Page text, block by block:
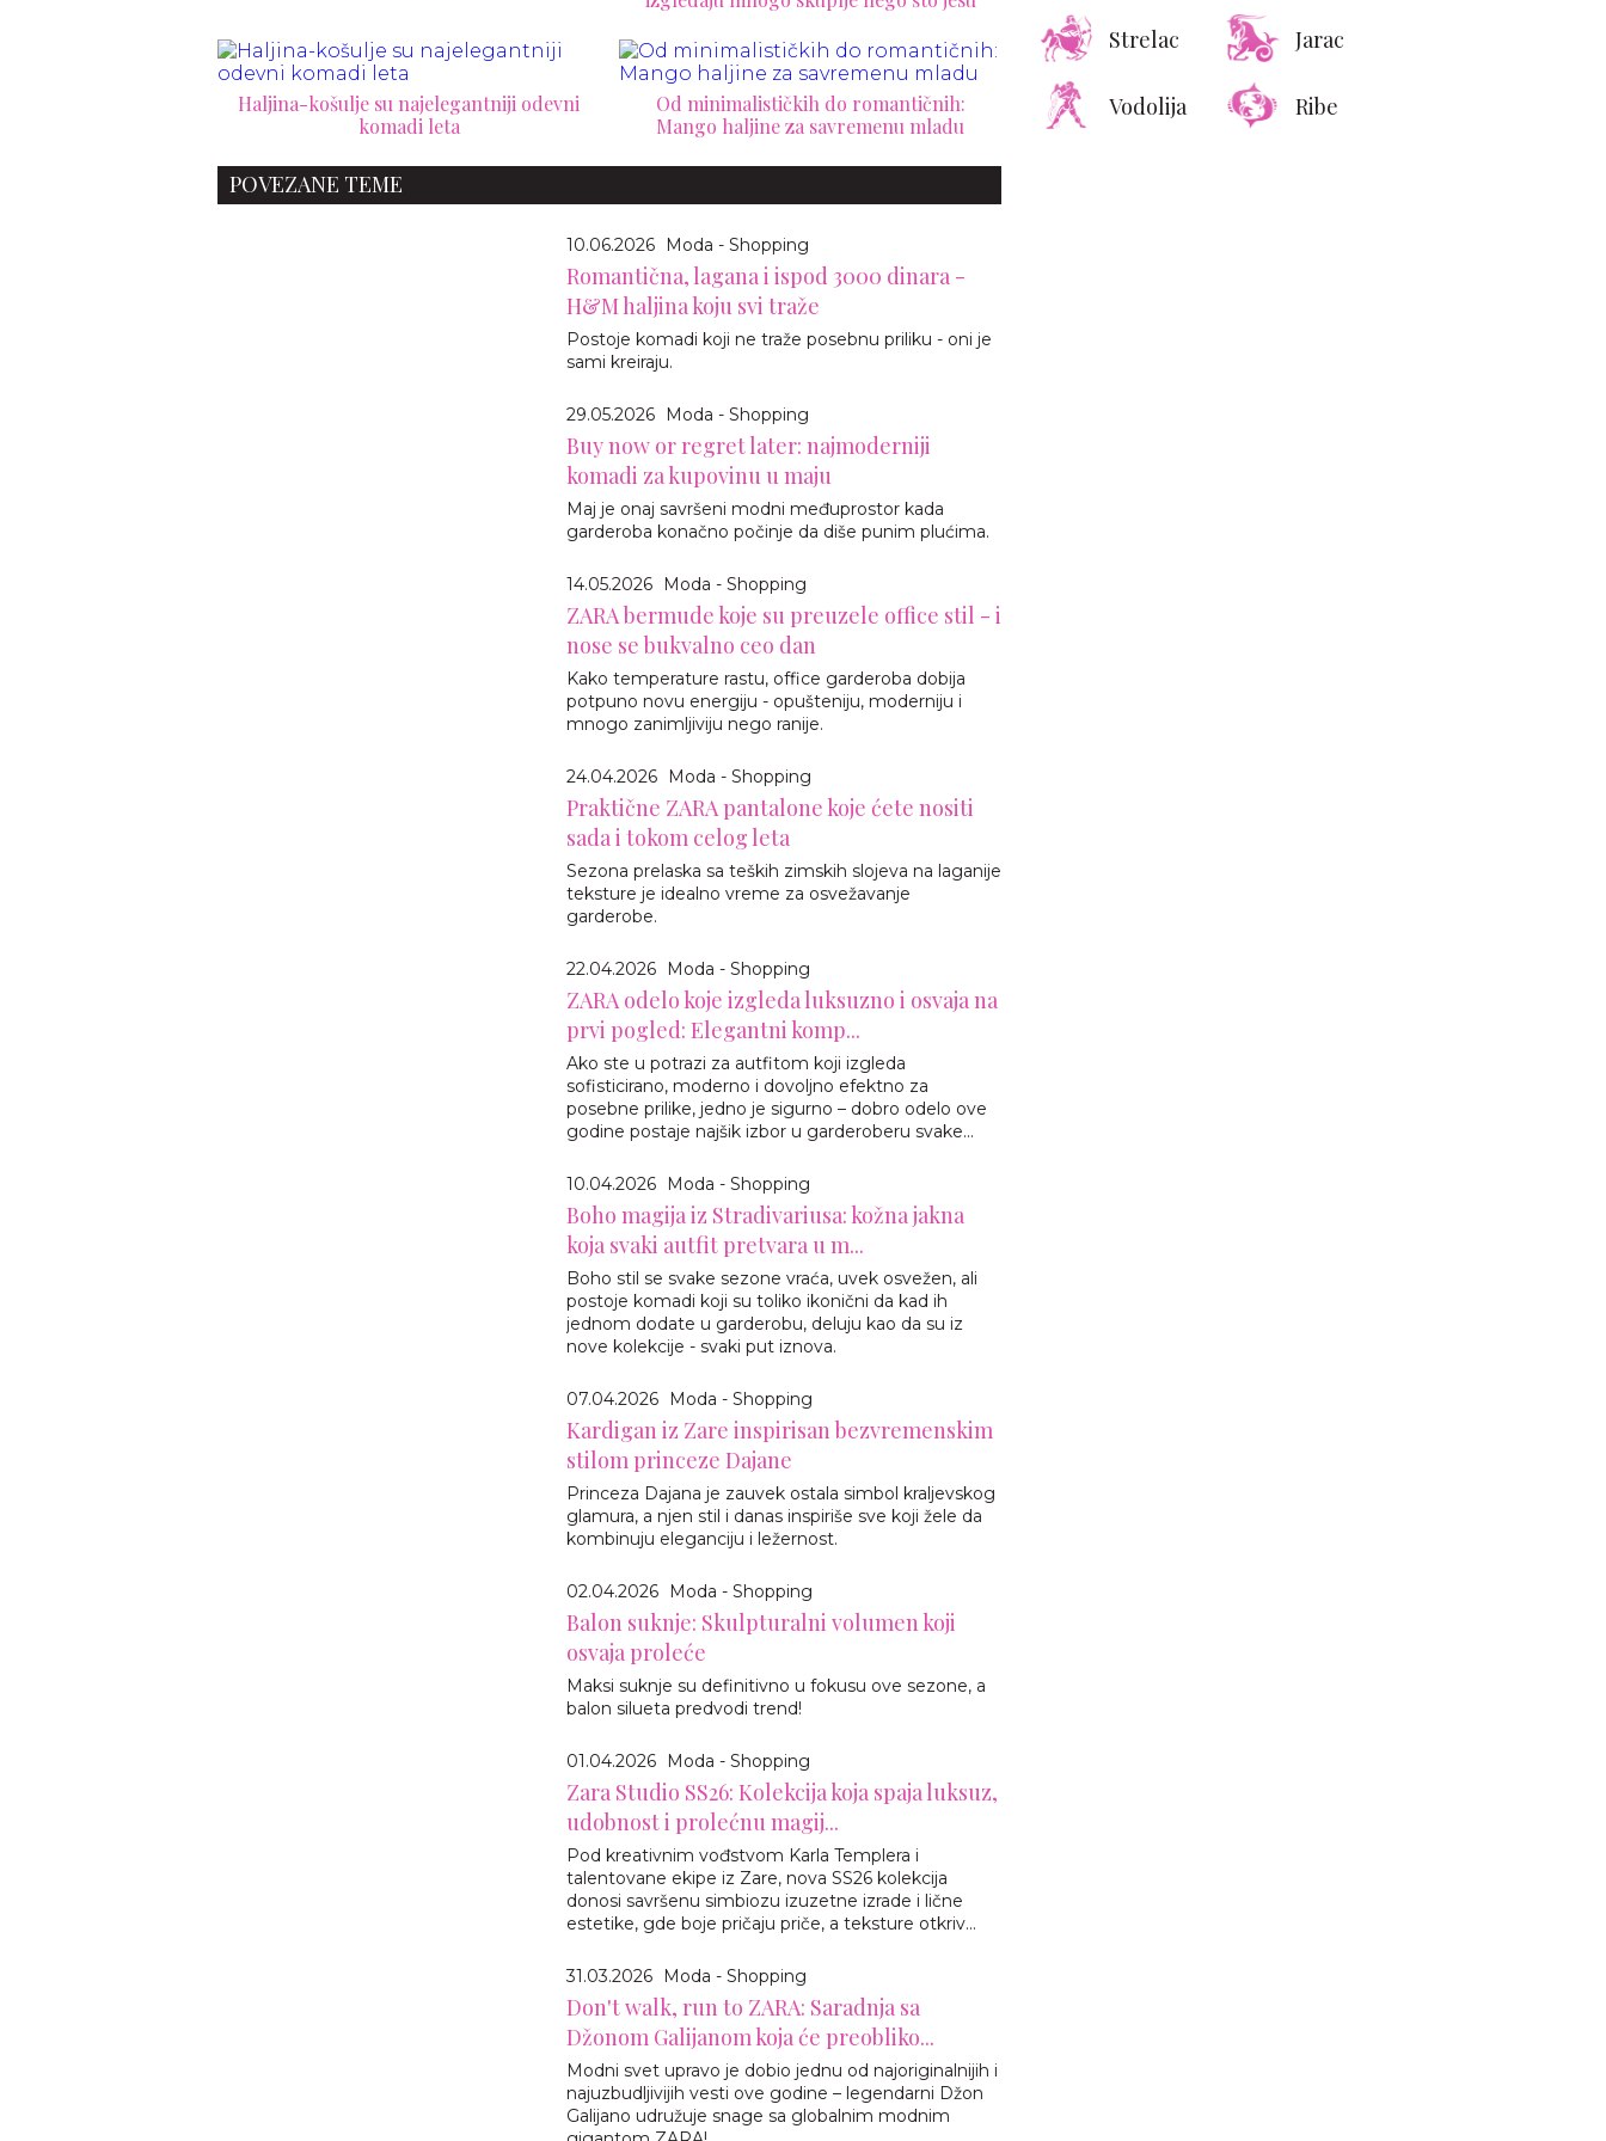
Haljina-košulje su najelegantniji odevni
komadi leta
Od minimalističkih do romantičnih:
Mango haljine za savremenu mladu
POVEZANE TEME
10.06.2026 Moda - Shopping
Romantična, lagana i ispod 3000 dinara -
H&M haljina koju svi traže
Postoje komadi koji ne traže posebnu priliku - oni je
sami kreiraju.
29.05.2026 Moda - Shopping
Buy now or regret later: najmoderniji
komadi za kupovinu u maju
Maj je onaj savršeni modni međuprostor kada
garderoba konačno počinje da diše punim plućima.
14.05.2026 Moda - Shopping
ZARA bermude koje su preuzele office stil - i
nose se bukvalno ceo dan
Kako temperature rastu, office garderoba dobija
potpuno novu energiju - opušteniju, moderniju i
mnogo zanimljiviju nego ranije.
24.04.2026 Moda - Shopping
Praktične ZARA pantalone koje ćete nositi
sada i tokom celog leta
Sezona prelaska sa teških zimskih slojeva na laganije
teksture je idealno vreme za osvežavanje
garderobe.
22.04.2026 Moda - Shopping
ZARA odelo koje izgleda luksuzno i osvaja na
prvi pogled: Elegantni komp...
Ako ste u potrazi za autfitom koji izgleda
sofisticirano, moderno i dovoljno efektno za
posebne prilike, jedno je sigurno – dobro odelo ove
godine postaje najšik izbor u garderoberu svake...
10.04.2026 Moda - Shopping
Boho magija iz Stradivariusa: kožna jakna
koja svaki autfit pretvara u m...
Boho stil se svake sezone vraća, uvek osvežen, ali
postoje komadi koji su toliko ikonični da kad ih
jednom dodate u garderobu, deluju kao da su iz
nove kolekcije - svaki put iznova.
07.04.2026 Moda - Shopping
Kardigan iz Zare inspirisan bezvremenskim
stilom princeze Dajane
Princeza Dajana je zauvek ostala simbol kraljevskog
glamura, a njen stil i danas inspiriše sve koji žele da
kombinuju eleganciju i ležernost.
02.04.2026 Moda - Shopping
Balon suknje: Skulpturalni volumen koji
osvaja proleće
Maksi suknje su definitivno u fokusu ove sezone, a
balon silueta predvodi trend!
01.04.2026 Moda - Shopping
Zara Studio SS26: Kolekcija koja spaja luksuz,
udobnost i prolećnu magij...
Pod kreativnim vođstvom Karla Templera i
talentovane ekipe iz Zare, nova SS26 kolekcija
donosi savršenu simbiozu izuzetne izrade i lične
estetike, gde boje pričaju priče, a teksture otkriv...
31.03.2026 Moda - Shopping
Don't walk, run to ZARA: Saradnja sa
Džonom Galijanom koja će preobliko...
Modni svet upravo je dobio jednu od najoriginalnijih i
najuzbudljivijih vesti ove godine – legendarni Džon
Galijano udružuje snage sa globalnim modnim
Strelac Jarac
Vodolija Ribe